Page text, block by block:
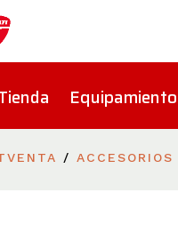
Equipamiento
/ACCESORIOS